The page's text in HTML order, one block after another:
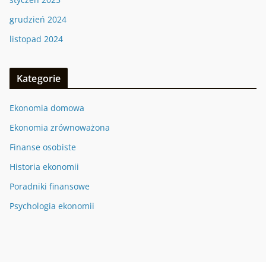
grudzień 2024
listopad 2024
Kategorie
Ekonomia domowa
Ekonomia zrównoważona
Finanse osobiste
Historia ekonomii
Poradniki finansowe
Psychologia ekonomii